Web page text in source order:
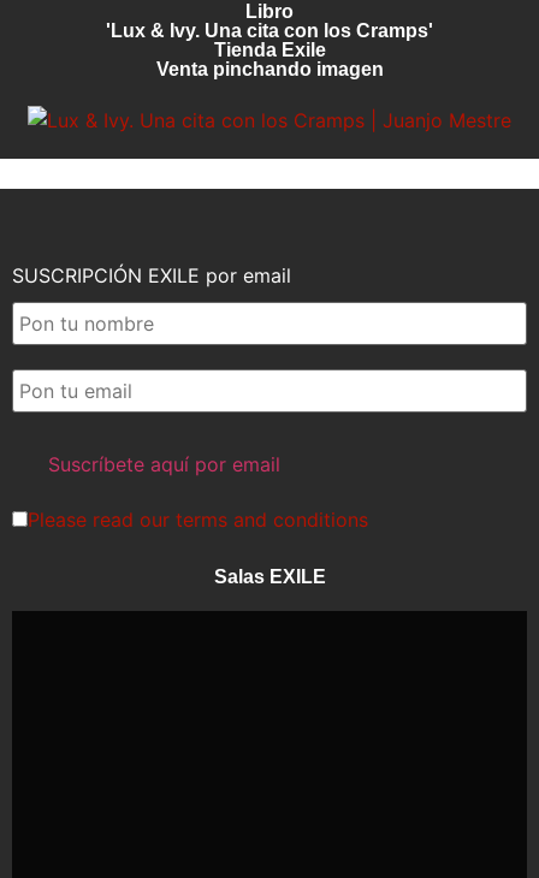
Libro
'Lux & Ivy. Una cita con los Cramps'
Tienda Exile
Venta pinchando imagen
SUSCRIPCIÓN EXILE por email
Please read our terms and conditions
Salas EXILE